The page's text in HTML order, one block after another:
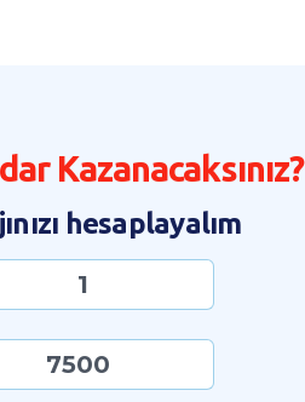
Kazanacaksınız?
hesaplayalım